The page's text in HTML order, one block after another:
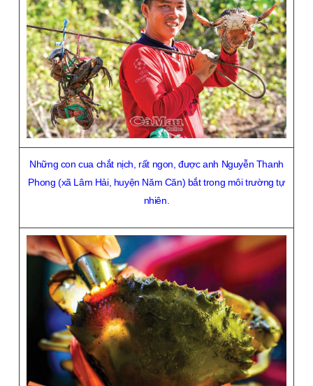
Những con cua chắt nịch, rất ngon, được anh Nguyễn Thanh
Phong (xã Lâm Hải, huyện Năm Căn) bắt trong môi trường tự
nhiên.